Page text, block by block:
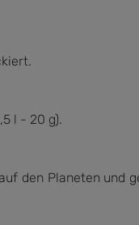
l - 20 g).
den Planeten und